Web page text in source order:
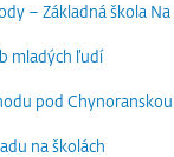
– Základná škola Na
mladých ľudí
pod Chynoranskou
na školách